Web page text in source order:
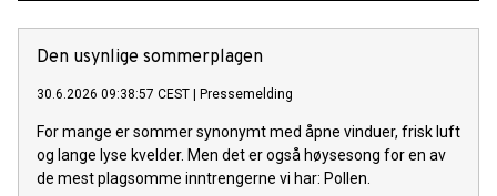
Den usynlige sommerplagen
30.6.2026 09:38:57 CEST Pressemelding
For mange er sommer synonymt med åpne vinduer, frisk luft
og lange lyse kvelder. Men det er også høysesong for en av
de mest plagsomme inntrengerne vi har: Pollen.